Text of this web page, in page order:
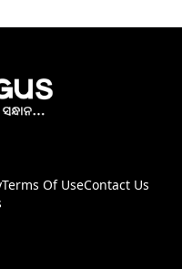
Terms Of UseContact Us